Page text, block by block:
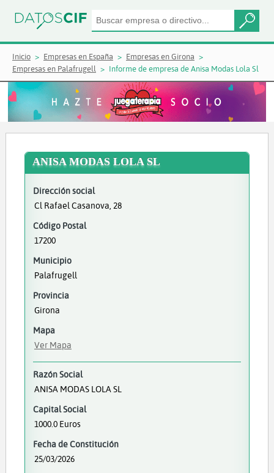
Inicio Empresas en España
Empresas en Girona
Empresas en Palafrugell
Informe de empresa de Anisa Modas Lola Sl
ANISA MODAS LOLA SL
Dirección social
Cl Rafael Casanova, 28
Código Postal
17200
Municipio
Palafrugell
Provincia
Girona
Mapa
Ver Mapa
Razón Social
ANISA MODAS LOLA SL
Capital Social
1000.0 Euros
Fecha de Constitución
25/03/2026